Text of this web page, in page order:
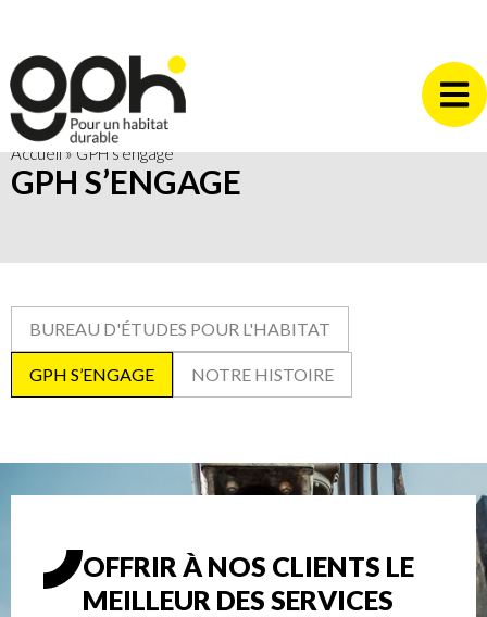
Accueil»GPH s’engage
GPH S’ENGAGE
BUREAU D'ÉTUDES POUR L'HABITAT
GPH S’ENGAGE NOTRE HISTOIRE
OFFRIR À NOS CLIENTS LE
MEILLEUR DES SERVICES